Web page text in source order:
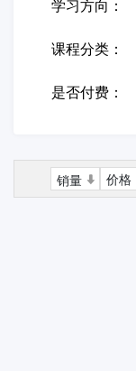
学习方向：
课程分类：
是否付费：
销量 价格